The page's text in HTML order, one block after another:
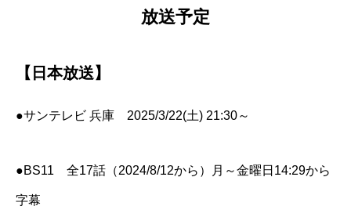
放送予定
【日本放送】
●サンテレビ 兵庫 2025/3/22(土) 21:30～
●BS11 全17話（2024/8/12から）月～金曜日14:29から
字幕